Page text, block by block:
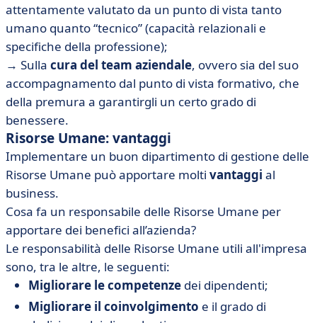
attentamente valutato da un punto di vista tanto
umano quanto “tecnico” (capacità relazionali e
specifiche della professione);
→ Sulla cura del team aziendale, ovvero sia del suo
accompagnamento dal punto di vista formativo, che
della premura a garantirgli un certo grado di
benessere.
Risorse Umane: vantaggi
Implementare un buon dipartimento di gestione delle
Risorse Umane può apportare molti vantaggi al
business.
Cosa fa un responsabile delle Risorse Umane per
apportare dei benefici all’azienda?
Le responsabilità delle Risorse Umane utili all'impresa
sono, tra le altre, le seguenti:
Migliorare le competenze dei dipendenti;
Migliorare il coinvolgimento e il grado di